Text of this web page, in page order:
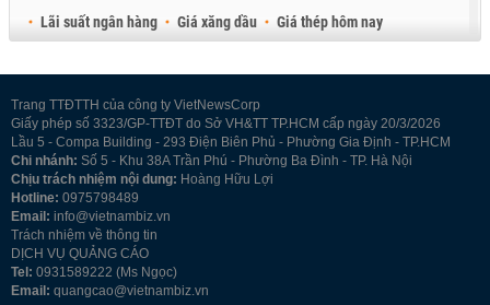
Lãi suất ngân hàng
Giá xăng dầu
Giá thép hôm nay
Trang TTĐTTH của công ty VietNewsCorp
Giấy phép số 3323/GP-TTĐT do Sở VH&TT TP.HCM cấp ngày 20/3/2026
Lầu 5 - Compa Building - 293 Điện Biên Phủ - Phường Gia Định - TP.HCM
Chi nhánh: Số 5 - Khu 38A Trần Phú - Phường Ba Đình - TP. Hà Nội
Chịu trách nhiệm nội dung: Hoàng Hữu Lợi
Hotline: 0975798489
Email: info@vietnambiz.vn
Trách nhiệm về thông tin
DỊCH VỤ QUẢNG CÁO
Tel: 0931589222 (Ms Ngọc)
Email: quangcao@vietnambiz.vn